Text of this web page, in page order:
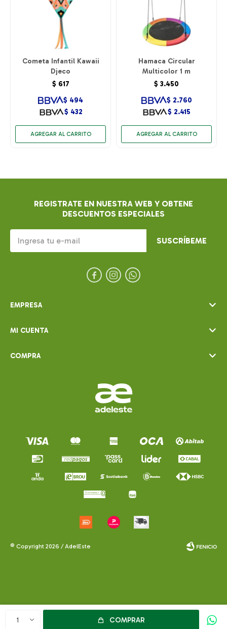
1 COMPRAR
Cometa Infantil Kawaii
Djeco
$ 617
$ 432
$ 494
Hamaca Circular
Multicolor 1 m
$ 3.450
$ 2.415
$ 2.760
EMPRESA
MI CUENTA
COMPRA
REGISTRATE EN NUESTRA WEB Y OBTENE
DESCUENTOS ESPECIALES
SUSCRÍBEME
  
© Copyright 2026 / AdelEste